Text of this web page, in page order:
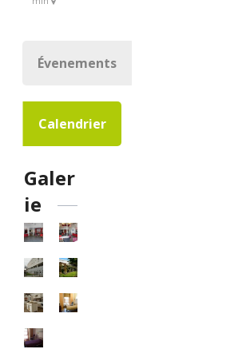
Évenements
Calendrier
Galer
ie